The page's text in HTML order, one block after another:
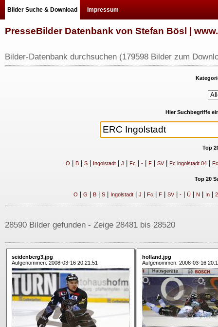
Bilder Suche & Download Impressum
PresseBilder Datenbank von Stefan Bösl |
Bilder-Datenbank durchsuchen (179598 Bilder zum
Hier Suchbegriffe
Top
O B| S| Ingolstadt| J Fc -| F| SV| Fc ingolstadt 04|
Top 20
O G B| S| Ingolstadt| J Fc F| SV| -| Ü| N In| 2
28590 Bilder gefunden - Zeige 28481 bis 28520
seidenberg3.jpg
Aufgenommen: 2008-03-16 20:21:51
holland.jpg
Aufgenommen: 2008-03-16